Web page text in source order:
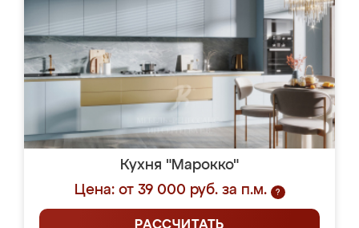
Кухня "Марокко"
Цена: от 39 000 руб. за п.м.
?